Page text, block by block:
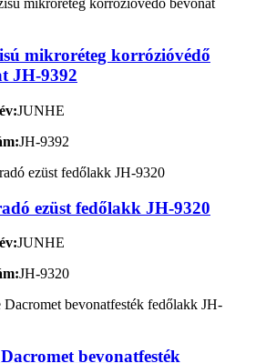
mikroréteg korrózióvédő
JH-9392
JUNHE
JH-9392
ezüst fedőlakk JH-9320
JUNHE
JH-9320
bevonatfesték